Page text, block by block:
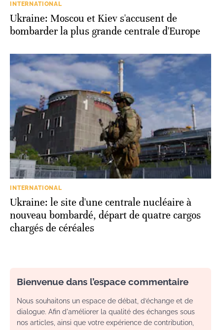
INTERNATIONAL
Ukraine: Moscou et Kiev s'accusent de
bombarder la plus grande centrale d'Europe
INTERNATIONAL
Ukraine: le site d'une centrale nucléaire à
nouveau bombardé, départ de quatre cargos
chargés de céréales
Bienvenue dans l’espace commentaire
Nous souhaitons un espace de débat, d’échange et de
dialogue. Afin d'améliorer la qualité des échanges sous
nos articles, ainsi que votre expérience de contribution,